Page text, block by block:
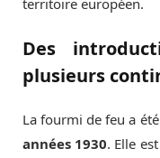
territoire européen.
Des
plusieurs
La fourmi de feu a
années 1930. Elle